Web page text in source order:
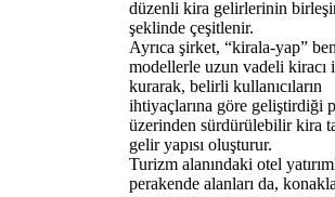
düzenli kira gelirlerinin
şeklinde çeşitlenir.
Ayrıca şirket, “kirala-yap”
modellerle uzun vadeli kiracı
kurarak, belirli kullanıcıların
ihtiyaçlarına göre geliştirdiği
üzerinden sürdürülebilir kira
gelir yapısı oluşturur.
Turizm alanındaki otel
perakende alanları da,